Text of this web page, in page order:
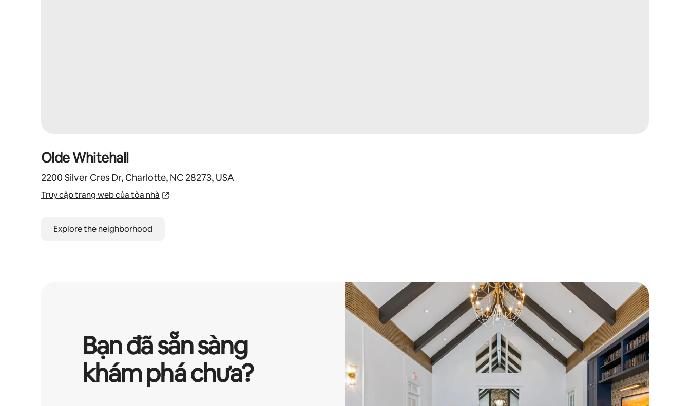
Olde Whitehall
2200 Silver Cres Dr, Charlotte, NC 28273, USA
Truy cập trang web của tòa nhà
Explore the neighborhood
Bạn đã sẵn sàng
khám phá chưa?